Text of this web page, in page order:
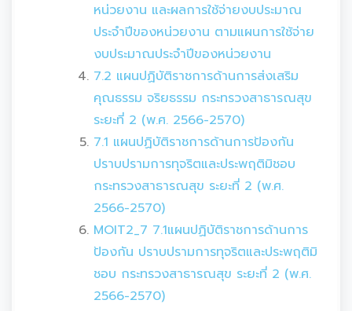
หน่วยงาน และผลการใช้จ่ายงบประมาณ
ประจำปีของหน่วยงาน ตามแผนการใช้จ่าย
งบประมาณประจำปีของหน่วยงาน
7.2 แผนปฏิบัติราชการด้านการส่งเสริม
คุณธรรม จริยธรรม กระทรวงสาธารณสุข
ระยะที่ 2 (พ.ศ. 2566-2570)
7.1 แผนปฏิบัติราชการด้านการป้องกัน
ปราบปรามการทุจริตและประพฤติมิชอบ
กระทรวงสาธารณสุข ระยะที่ 2 (พ.ศ.
2566-2570)
MOIT2_7 7.1แผนปฏิบัติราชการด้านการ
ป้องกัน ปราบปรามการทุจริตและประพฤติมิ
ชอบ กระทรวงสาธารณสุข ระยะที่ 2 (พ.ศ.
2566-2570)